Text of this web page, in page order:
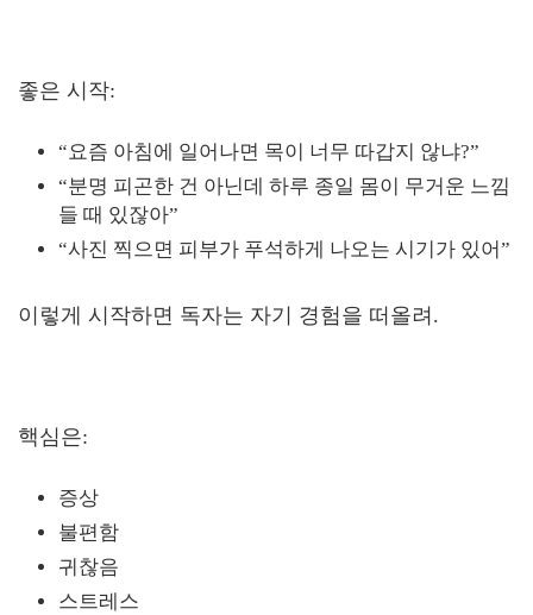
좋은 시작:
“요즘 아침에 일어나면 목이 너무 따갑지 않냐?”
“분명 피곤한 건 아닌데 하루 종일 몸이 무거운 느낌
들 때 있잖아”
“사진 찍으면 피부가 푸석하게 나오는 시기가 있어”
이렇게 시작하면 독자는 자기 경험을 떠올려.
핵심은:
증상
불편함
귀찮음
스트레스